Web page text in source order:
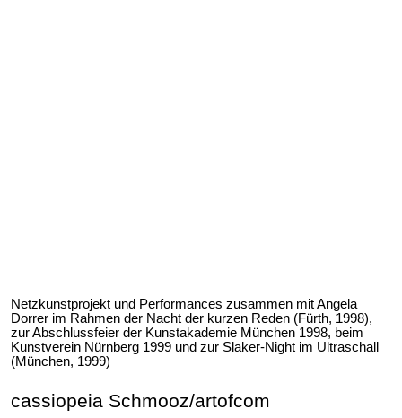
Netzkunstprojekt und Performances zusammen mit Angela
Dorrer im Rahmen der Nacht der kurzen Reden (Fürth, 1998),
zur Abschlussfeier der Kunstakademie München 1998, beim
Kunstverein Nürnberg 1999 und zur Slaker-Night im Ultraschall
(München, 1999)
cassiopeia Schmooz/artofcom